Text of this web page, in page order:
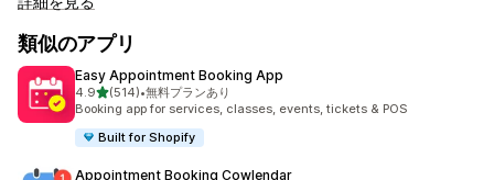
類似のアプリ
Easy Appointment Booking App
4.95つ星中
(514)
合計レビュー数：514件
•無料プランあり
Booking app for services, classes, events, tickets & POS
Built for Shopify
Appointment Booking Cowlendar